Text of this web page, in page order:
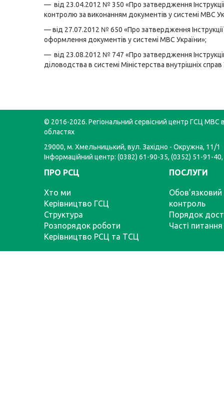
— від 23.04.2012 № 350 «Про затвердження Інструкції
контролю за виконанням документів у системі МВС
— від 27.07.2012 № 650 «Про затвердження Інструкції
оформлення документів у системі МВС України»;
— від 23.08.2012 № 747 «Про затвердження
діловодства в системі Міністерства внутрішніх справ
© 2016-2026. Регіональний сервісний центр ГСЦ МВС
областях
29000, м. Хмельницький, вул. Західно - Окружна, 11/1
Інформаційний центр: (0382) 61-90-35, (0352) 51-91-
ПРО РСЦ
Хто ми
Керівництво ГСЦ
Структура
Розпорядок роботи
Керівництво РСЦ та ТСЦ
ПОСЛУГИ
Обов’язковий
контроль
Порядок
Часті питання